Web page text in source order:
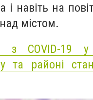
і навіть на
містом.
з COVID-19
та районі